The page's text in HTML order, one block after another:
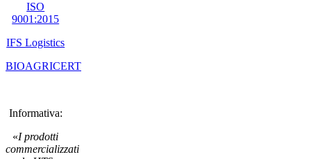
ISO
9001:2015
IFS Logistics
BIOAGRICERT
Informativa:
«I prodotti
commercializzati